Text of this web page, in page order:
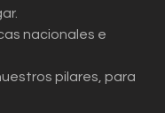
nacionales e
pilares, para